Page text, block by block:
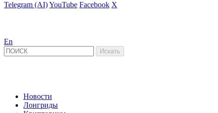
Telegram (AI)YouTube Facebook X
En
Новости
Лонгриды